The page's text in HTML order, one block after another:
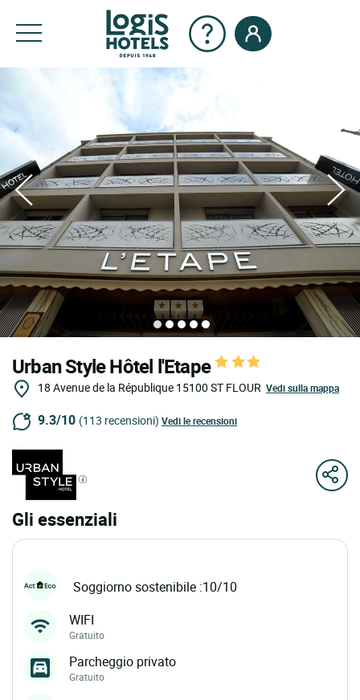
Urban Style Hôtel l'Etape
18 Avenue de la République 15100 ST FLOUR Vedi sulla mappa
9.3/10 (113 recensioni) Vedi le recensioni
Gli essenziali
Soggiorno sostenibile :10/10
WIFI
Gratuito
Parcheggio privato
Gratuito